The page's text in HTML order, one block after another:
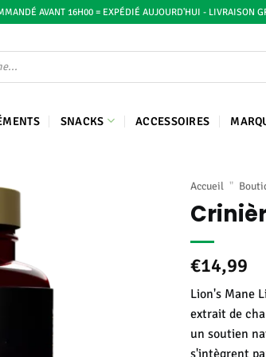
AVANT 16H00 = EXPÉDIÉ AUJOURD'HUI - LIVRAISON
SNACKS ACCESSOIRES
Accueil "
€14,99
Lion's Mane
extrait de
un soutien
s'intègrent